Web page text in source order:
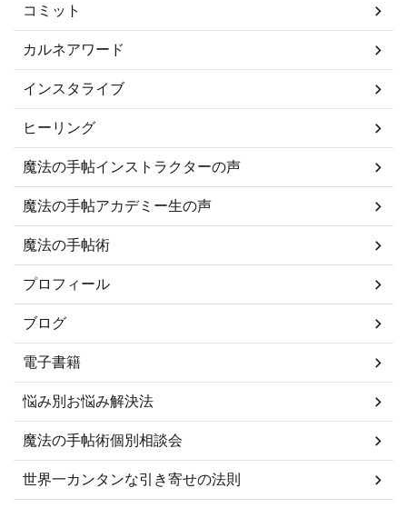
コミット
カルネアワード
インスタライブ
ヒーリング
魔法の手帖インストラクターの声
魔法の手帖アカデミー生の声
魔法の手帖術
プロフィール
ブログ
電子書籍
悩み別お悩み解決法
魔法の手帖術個別相談会
世界一カンタンな引き寄せの法則